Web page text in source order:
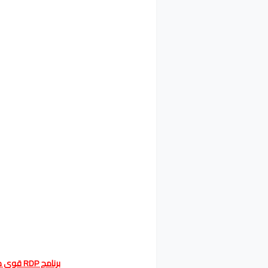
برنامج RDP قوي من الشرك بثمن مناسب 3.52 دولار شهريًا